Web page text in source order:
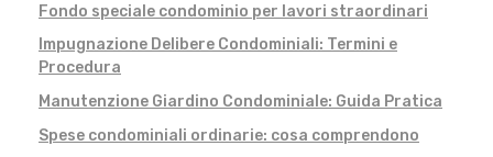
Fondo speciale condominio per lavori straordinari
Impugnazione Delibere Condominiali: Termini e
Procedura
Manutenzione Giardino Condominiale: Guida Pratica
Spese condominiali ordinarie: cosa comprendono